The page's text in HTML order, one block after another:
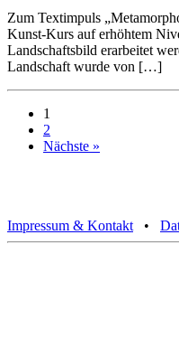
Zum Textimpuls
Kunst-Kurs auf erhöhtem
Landschaftsbild erarbeitet
Landschaft wurde von […]
1
2
Nächste »
Impressum & Kontakt •